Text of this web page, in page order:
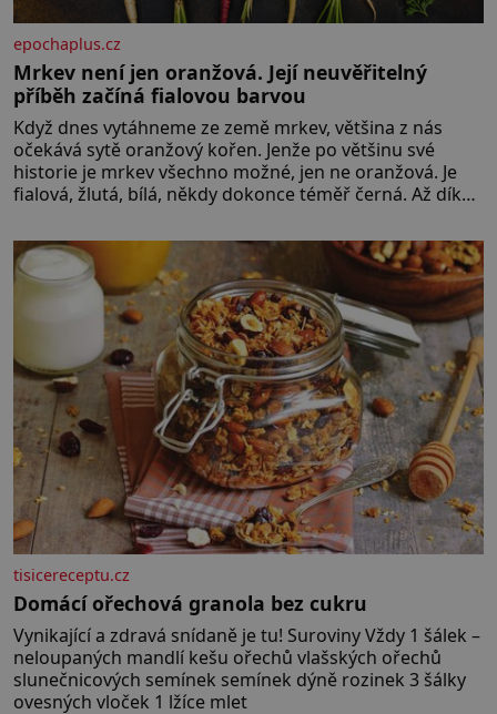
epochaplus.cz
Mrkev není jen oranžová. Její neuvěřitelný
příběh začíná fialovou barvou
Když dnes vytáhneme ze země mrkev, většina z nás
očekává sytě oranžový kořen. Jenže po většinu své
historie je mrkev všechno možné, jen ne oranžová. Je
fialová, žlutá, bílá, někdy dokonce téměř černá. Až díky
bez které si českou zahradu ani nedokážeme
představit. Její příběh je
tisicereceptu.cz
Domácí ořechová granola bez cukru
Vynikající a zdravá snídaně je tu! Suroviny Vždy 1 šálek –
neloupaných mandlí kešu ořechů vlašských ořechů
slunečnicových semínek semínek dýně rozinek 3 šálky
ovesných vloček 1 lžíce mlet